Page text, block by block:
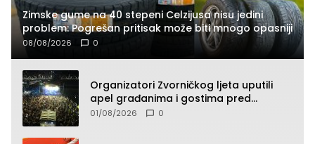
Zimske gume na 40 stepeni Celzijusa nisu jedini
problem: Pogrešan pritisak može biti mnogo opasniji
08/08/2026 0
Organizatori Zvorničkog ljeta uputili
apel građanima i gostima pred
početak koncertnog programa
01/08/2026 0